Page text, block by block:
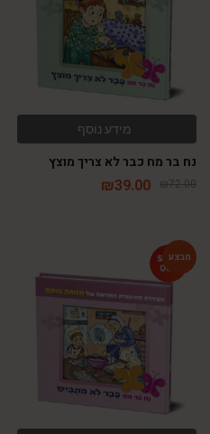
מידע נוסף
נח בר מח כבר לא צריך מוצץ
₪72.00
₪39.00